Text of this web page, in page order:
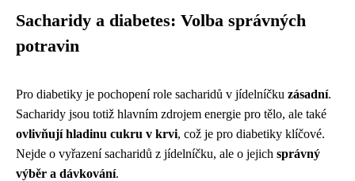
Sacharidy a diabetes: Volba správných
potravin
Pro diabetiky je pochopení role sacharidů v jídelníčku zásadní.
Sacharidy jsou totiž hlavním zdrojem energie pro tělo, ale také
ovlivňují hladinu cukru v krvi, což je pro diabetiky klíčové.
Nejde o vyřazení sacharidů z jídelníčku, ale o jejich správný
výběr a dávkování.